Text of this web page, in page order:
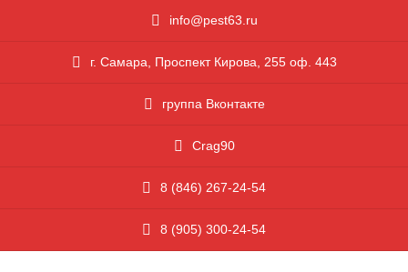
info@pest63.ru
г. Самара, Проспект Кирова, 255 оф. 443
группа Вконтакте
Crag90
8 (846) 267-24-54
8 (905) 300-24-54